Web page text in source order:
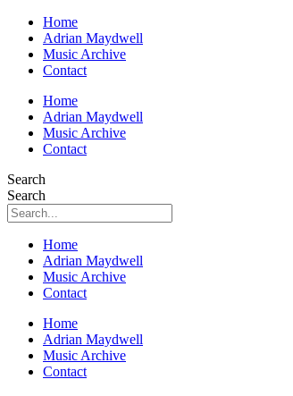
Home
Adrian Maydwell
Music Archive
Contact
Home
Adrian Maydwell
Music Archive
Contact
Search
Search
Home
Adrian Maydwell
Music Archive
Contact
Home
Adrian Maydwell
Music Archive
Contact